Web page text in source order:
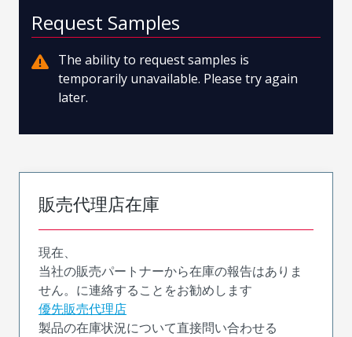
Request Samples
The ability to request samples is
temporarily unavailable. Please try again
later.
販売代理店在庫
現在、
当社の販売パートナーから在庫の報告はありま
せん。に連絡することをお勧めします
優先販売代理店
製品の在庫状況について直接問い合わせる